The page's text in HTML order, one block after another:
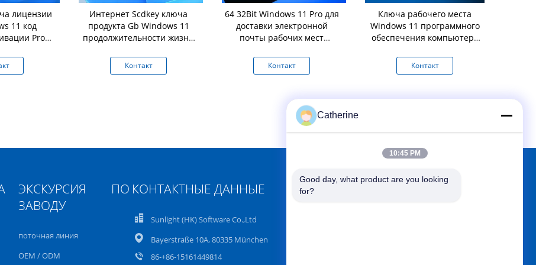
лицензии
11 код
Pro
Интернет Scdkey ключа
продукта Gb Windows 11
продолжительности жизни
Контакт
64 32Bit Windows 11 Pro для
доставки электронной
почты рабочих мест
домашней
Контакт
Ключа рабочего места
Windows 11 программного
обеспечения компьютера
продолжительности жизни
загрузки Pro онлайн
Контакт
ЭКСКУРСИЯ ПО
ЗАВОДУ
поточная линия
OEM / ODM
КОНТАКТНЫЕ ДАННЫЕ
Sunlight (HK) Software Co.,Ltd
Bayerstraße 10A, 80335 München
86-+86-15161449814
НАЙТИ НАС НА
Catherine
10:45 PM
Good day, what product are you looking
for?